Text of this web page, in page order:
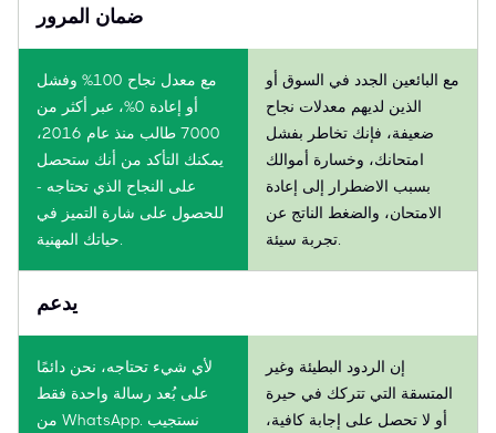
ضمان المرور
مع معدل نجاح 100% وفشل
أو إعادة 0%، عبر أكثر من
7000 طالب منذ عام 2016،
يمكنك التأكد من أنك ستحصل
على النجاح الذي تحتاجه -
للحصول على شارة التميز في
مع البائعين الجدد في السوق أو
الذين لديهم معدلات نجاح
ضعيفة، فإنك تخاطر بفشل
امتحانك، وخسارة أموالك
بسبب الاضطرار إلى إعادة
الامتحان، والضغط الناتج عن
يدعم
لأي شيء تحتاجه، نحن دائمًا
على بُعد رسالة واحدة فقط
من WhatsApp. نستجيب
إن الردود البطيئة وغير
المتسقة التي تتركك في حيرة
أو لا تحصل على إجابة كافية،